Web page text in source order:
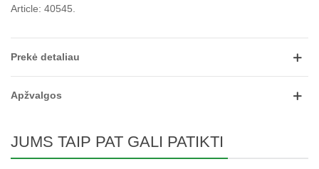
Article: 40545.
Prekė detaliau
Apžvalgos
JUMS TAIP PAT GALI PATIKTI